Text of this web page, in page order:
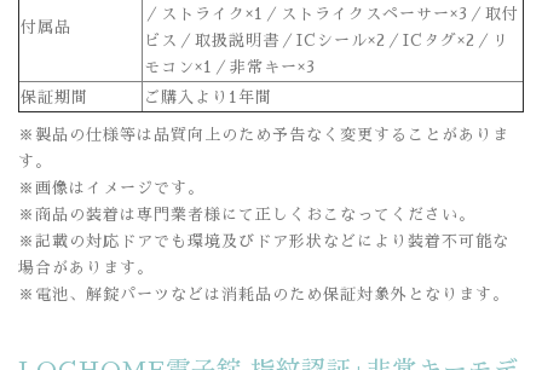
付属品
／ストライク×1／ストライクスペーサー×3／取付
ビス／取扱説明書／ICシール×2／ICタグ×2／リ
モコン×1／非常キー×3
保証期間
ご購入より1年間
※製品の仕様等は品質向上のため予告なく変更することがありま
す。
※画像はイメージです。
※商品の装着は専門業者様にて正しくおこなってください。
※記載の対応ドアでも環境及びドア形状などにより装着不可能な
場合があります。
※電池、解錠パーツなどは消耗品のため保証対象外となります。